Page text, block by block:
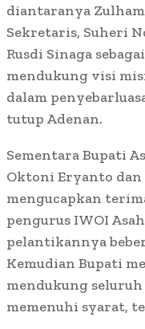
diantaranya
Sekretaris, Suheri
Rusdi Sinaga
mendukung visi
dalam
tutup Adenan.
Sementara Bupati
Oktoni Eryanto dan
mengucapkan
pengurus IWOI
pelantikannya
Kemudian Bupati
mendukung
memenuhi syarat,